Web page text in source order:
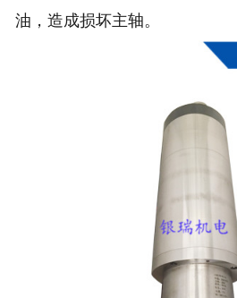
油，造成损坏主轴。